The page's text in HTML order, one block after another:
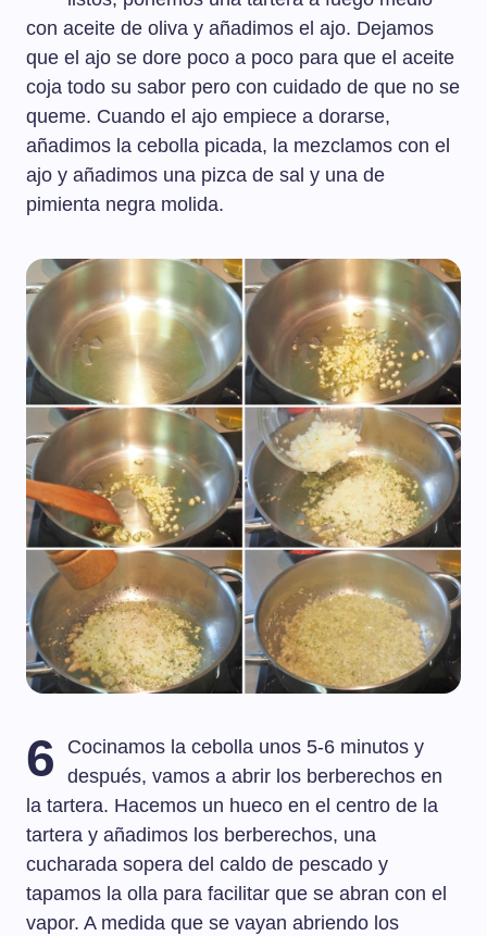
con aceite de oliva y añadimos el ajo. Dejamos
que el ajo se dore poco a poco para que el aceite
coja todo su sabor pero con cuidado de que no se
queme. Cuando el ajo empiece a dorarse,
añadimos la cebolla picada, la mezclamos con el
ajo y añadimos una pizca de sal y una de
pimienta negra molida.
6
Cocinamos la cebolla unos 5-6 minutos y
después, vamos a abrir los berberechos en
la tartera. Hacemos un hueco en el centro de la
tartera y añadimos los berberechos, una
cucharada sopera del caldo de pescado y
tapamos la olla para facilitar que se abran con el
vapor. A medida que se vayan abriendo los